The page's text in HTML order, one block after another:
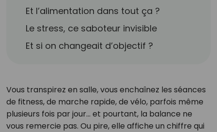
Et l’alimentation dans tout ça ?
Le stress, ce saboteur invisible
Et si on changeait d’objectif ?
Vous transpirez en salle, vous enchaînez les séances
de fitness, de marche rapide, de vélo, parfois même
plusieurs fois par jour… et pourtant, la balance ne
vous remercie pas. Ou pire, elle affiche un chiffre qui